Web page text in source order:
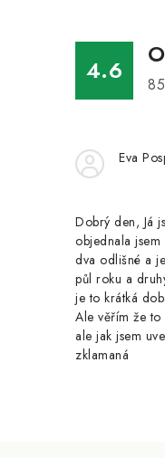
a
í
p
r
v
k
y
v
ý
4.6
Eva
Dobrý den, Já
objednala
dva odlišné a
půl roku a
je to krátká
Ale věřím že to
ale jak jsem
zklamaná